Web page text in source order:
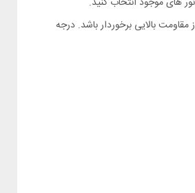
بالایی برخوردار باشد. درجه